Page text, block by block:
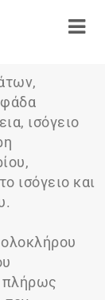
ισόγειο
ισόγειο και
πλήρως